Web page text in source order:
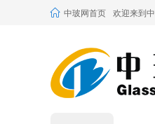
中玻网首页 欢迎来到中